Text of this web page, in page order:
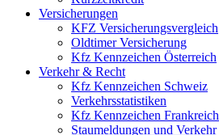
Versicherungen
KFZ Versicherungsvergleich
Oldtimer Versicherung
Kfz Kennzeichen Österreich
Verkehr & Recht
Kfz Kennzeichen Schweiz
Verkehrsstatistiken
Kfz Kennzeichen Frankreich
Staumeldungen und Verkehr